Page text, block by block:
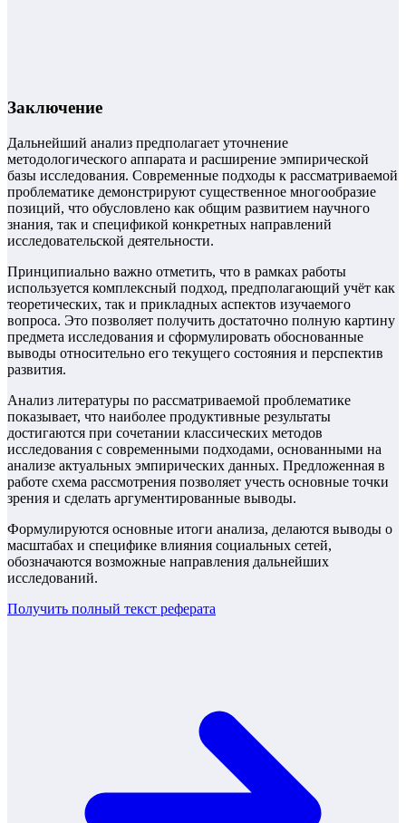
Заключение
Дальнейший анализ предполагает уточнение
методологического аппарата и расширение эмпирической
базы исследования. Современные подходы к рассматриваемой
проблематике демонстрируют существенное многообразие
позиций, что обусловлено как общим развитием научного
знания, так и спецификой конкретных направлений
исследовательской деятельности.
Принципиально важно отметить, что в рамках работы
используется комплексный подход, предполагающий учёт как
теоретических, так и прикладных аспектов изучаемого
вопроса. Это позволяет получить достаточно полную картину
предмета исследования и сформулировать обоснованные
выводы относительно его текущего состояния и перспектив
развития.
Анализ литературы по рассматриваемой проблематике
показывает, что наиболее продуктивные результаты
достигаются при сочетании классических методов
исследования с современными подходами, основанными на
анализе актуальных эмпирических данных. Предложенная в
работе схема рассмотрения позволяет учесть основные точки
зрения и сделать аргументированные выводы.
Формулируются основные итоги анализа, делаются выводы о
масштабах и специфике влияния социальных сетей,
обозначаются возможные направления дальнейших
исследований.
Получить полный текст реферата